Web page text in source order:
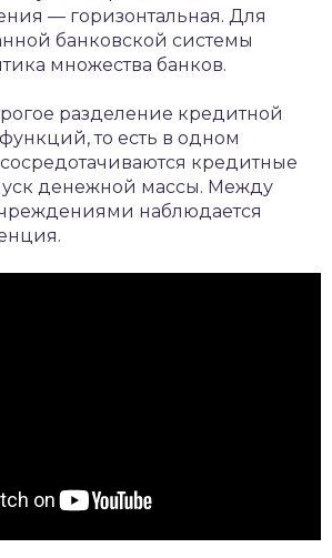
— горизонтальная. Для
банковской системы
множества банков.
разделение кредитной
то есть в одном
кредитные
денежной массы. Между
наблюдается